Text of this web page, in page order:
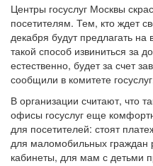
Центры госуслуг Москвы
посетителям. Тем, кто ждет
декабря будут предлагать
такой способ извиниться за
естественно, будет за счет
сообщили в комитете
В организации считают, что
офисы госуслуг еще
для посетителей: стоят
для маломобильных граждан
кабинеты, для мам с детьми